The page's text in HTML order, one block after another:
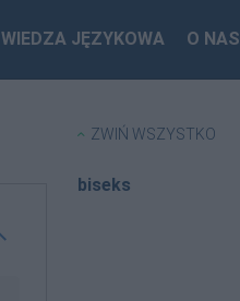
WIEDZA JĘZYKOWA O NAS
ZWIŃ WSZYSTKO
biseks